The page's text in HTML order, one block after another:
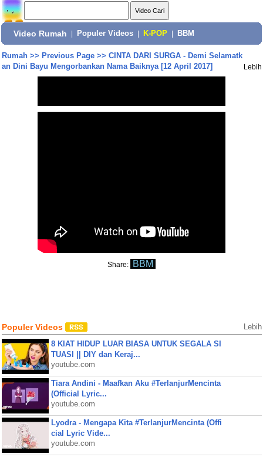
Video Rumah Populer Videos K-POP BBM
Rumah>> Previous Page>> CINTA DARI SURGA - Demi Selamatk
an Dini Bayu Mengorbankan Nama Baiknya [12 April 2017]
Lebih
Share: BBM
Populer Videos Lebih
8 KIAT HIDUP LUAR BIASA UNTUK SEGALA SI
TUASI || DIY dan Keraj...
youtube.com
Tiara Andini - Maafkan Aku #TerlanjurMencinta
(Official Lyric...
youtube.com
Lyodra - Mengapa Kita #TerlanjurMencinta (Offi
cial Lyric Vide...
youtube.com